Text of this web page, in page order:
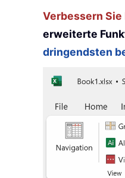
Verbessern
erweiterte
dringendsten